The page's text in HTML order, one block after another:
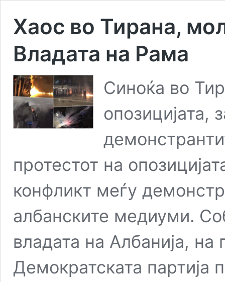
Хаос во Тирана,
Владата на Рама
Синоќа во
опозицијата,
протестот на
конфликт меѓу
албанските медиуми.
владата на Албанија, на
Демократската